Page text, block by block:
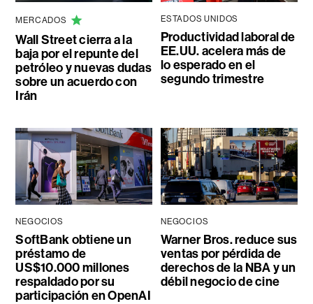
MERCADOS
Wall Street cierra a la
baja por el repunte del
petróleo y nuevas dudas
sobre un acuerdo con
Irán
ESTADOS UNIDOS
Productividad laboral de
EE.UU. acelera más de
lo esperado en el
segundo trimestre
NEGOCIOS
SoftBank obtiene un
préstamo de
US$10.000 millones
respaldado por su
participación en OpenAI
NEGOCIOS
Warner Bros. reduce sus
ventas por pérdida de
derechos de la NBA y un
débil negocio de cine